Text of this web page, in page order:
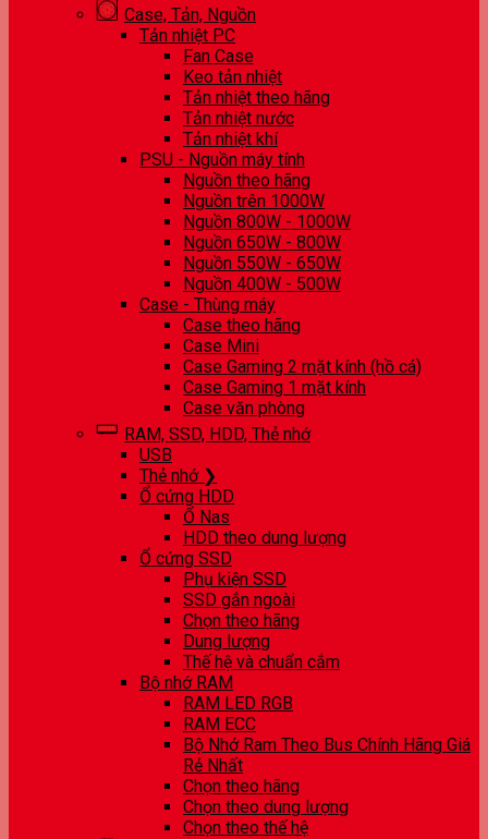
Case, Tản, Nguồn
Tản nhiệt PC
Fan Case
Keo tản nhiệt
Tản nhiệt theo hãng
Tản nhiệt nước
Tản nhiệt khí
PSU - Nguồn máy tính
Nguồn theo hãng
Nguồn trên 1000W
Nguồn 800W - 1000W
Nguồn 650W - 800W
Nguồn 550W - 650W
Nguồn 400W - 500W
Case - Thùng máy
Case theo hãng
Case Mini
Case Gaming 2 mặt kính (hồ cá)
Case Gaming 1 mặt kính
Case văn phòng
RAM, SSD, HDD, Thẻ nhớ
USB
Thẻ nhớ ❯
Ổ cứng HDD
Ổ Nas
HDD theo dung lượng
Ổ cứng SSD
Phụ kiện SSD
SSD gắn ngoài
Chọn theo hãng
Dung lượng
Thế hệ và chuẩn cắm
Bộ nhớ RAM
RAM LED RGB
RAM ECC
Bộ Nhớ Ram Theo Bus Chính Hãng Giá
Rẻ Nhất
Chọn theo hãng
Chọn theo dung lượng
Chọn theo thế hệ